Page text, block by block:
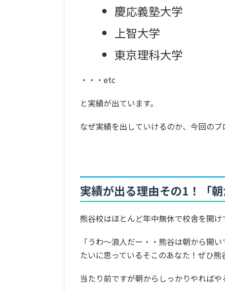
慶応義塾大学
上智大学
東京理科大学
・・・etc
と実績が出ています。
なぜ実績を出していけるのか、今回の
実績が出る理由その1！「朝
熊谷校はほとんど年中無休で校舎を開け
「うわ〜浪人だー・・熊谷は朝から開
たいに思っているそこのあなた！ぜひ
当たり前ですが朝からしっかりやれば